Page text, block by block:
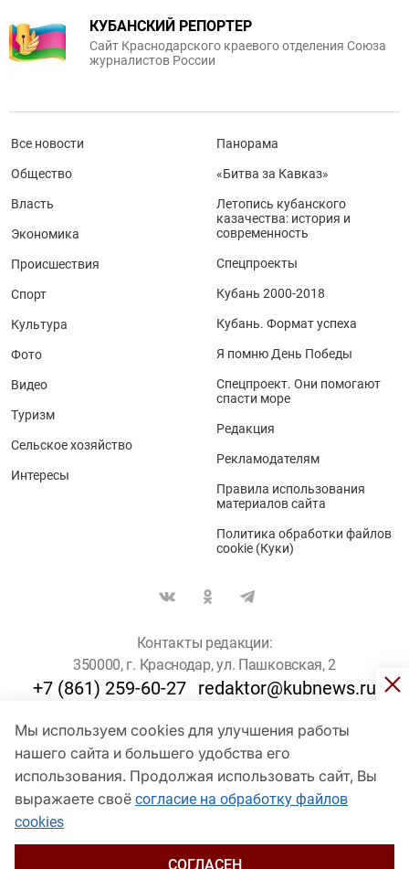
Мы используем cookies для улучшения работы
нашего сайта и большего удобства его
использования. Продолжая использовать сайт, Вы
выражаете своё согласие на обработку файлов
cookies
СОГЛАСЕН
КУБАНСКИЙ РЕПОРТЕР
Сайт Краснодарского краевого отделения Союза
журналистов России
Все новости
Общество
Власть
Экономика
Происшествия
Спорт
Культура
Фото
Видео
Туризм
Сельское хозяйство
Интересы
Панорама
«Битва за Кавказ»
Летопись кубанского
казачества: история и
современность
Спецпроекты
Кубань 2000-2018
Кубань. Формат успеха
Я помню День Победы
Спецпроект. Они помогают
спасти море
Редакция
Рекламодателям
Правила использования
материалов сайта
Политика обработки файлов
cookie (Куки)
Контакты редакции:
350000, г. Краснодар, ул. Пашковская, 2
+7 (861) 259-60-27 redaktor@kubnews.ru
Для пользователей старше 16 лет
© Кубанские Новости, 2017
Сетевое издание «kubnews» зарегистрировано Федеральной
службой по надзору в сфере связи, информационных технологий
и массовых коммуникаций (Роскомнадзор). Регистрационный